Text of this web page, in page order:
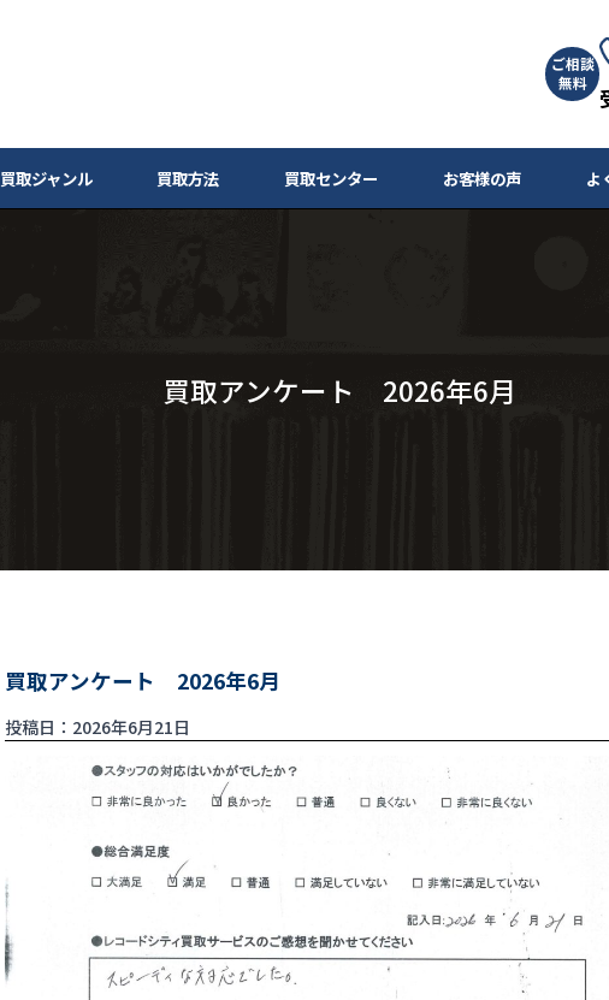
ご相談
無料
買取ジャンル 買取方法 買取センター お客様の声 よ
買取アンケート 2026年6月
買取アンケート 2026年6月
投稿日：2026年6月21日